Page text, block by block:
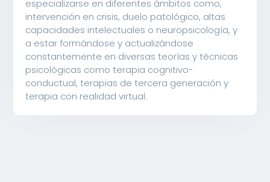
especializarse en diferentes ámbitos como,
intervención en crisis, duelo patológico, altas
capacidades intelectuales o neuropsicología, y
a estar formándose y actualizándose
constantemente en diversas teorías y técnicas
psicológicas como terapia cognitivo-
conductual, terapias de tercera generación y
terapia con realidad virtual.